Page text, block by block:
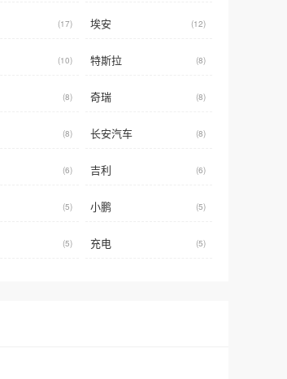
(17) 埃安 (12)
(10) 特斯拉 (8)
(8) 奇瑞 (8)
(8) 长安汽车 (8)
(6) 吉利 (6)
(5) 小鹏 (5)
(5) 充电 (5)